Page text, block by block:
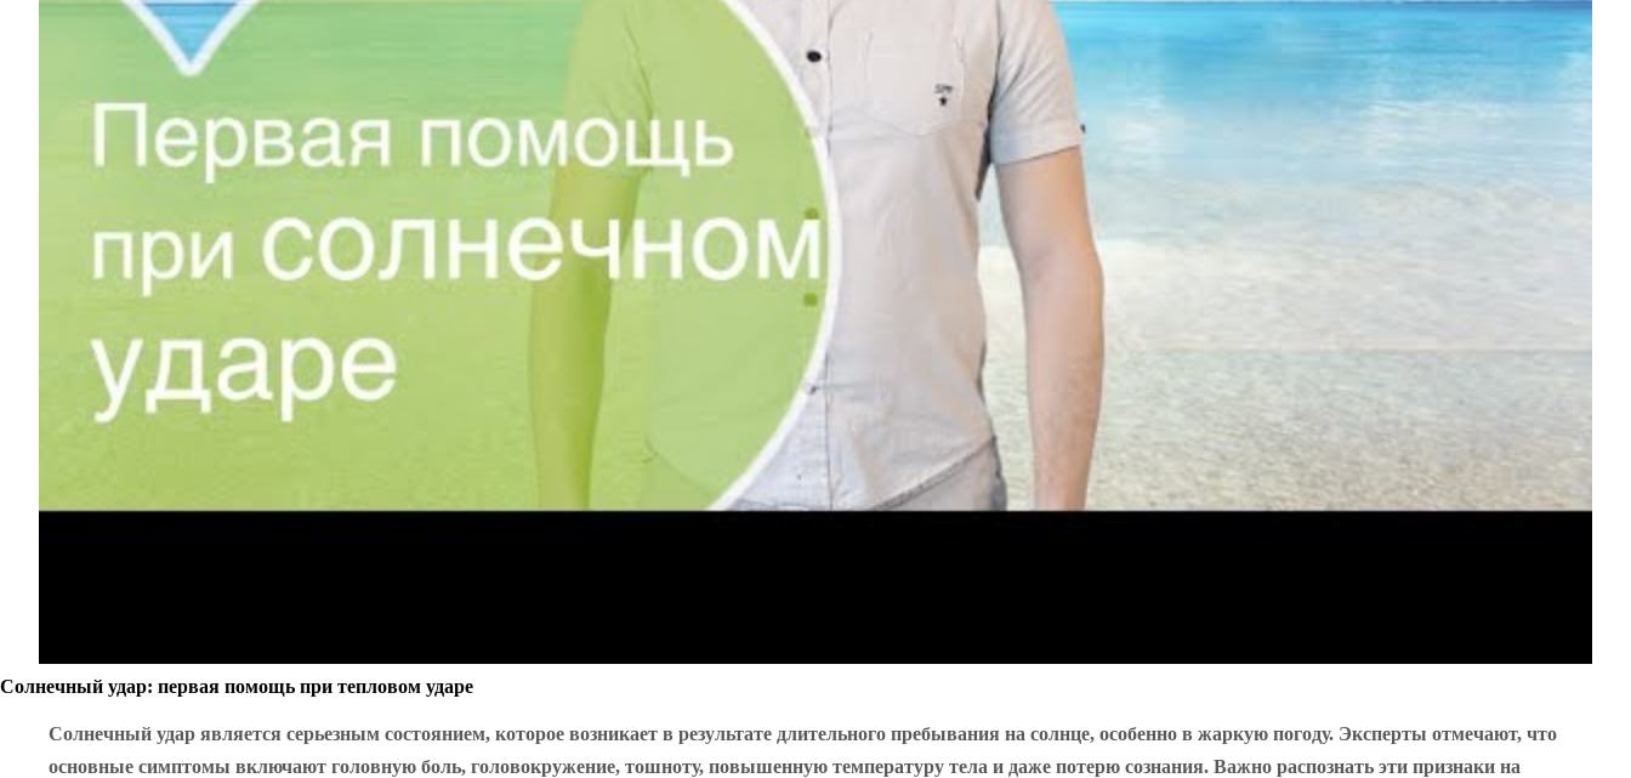
Солнечный удар: первая помощь при тепловом ударе
Солнечный удар является серьезным состоянием, которое возникает в результате длительного пребывания на солнце, особенно в жаркую погоду. Эксперты отмечают, что
основные симптомы включают головную боль, головокружение, тошноту, повышенную температуру тела и даже потерю сознания. Важно распознать эти признаки на